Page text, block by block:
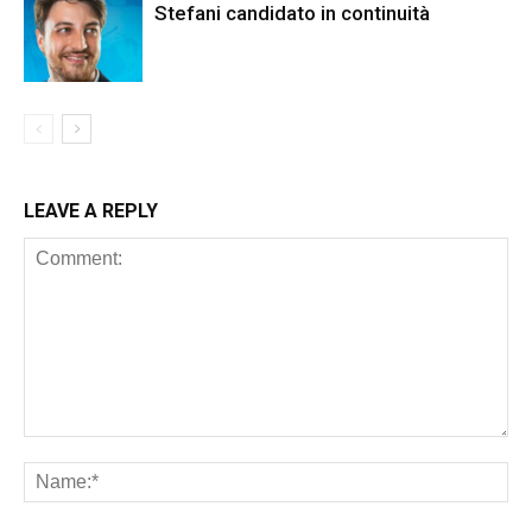
Stefani candidato in continuità
LEAVE A REPLY